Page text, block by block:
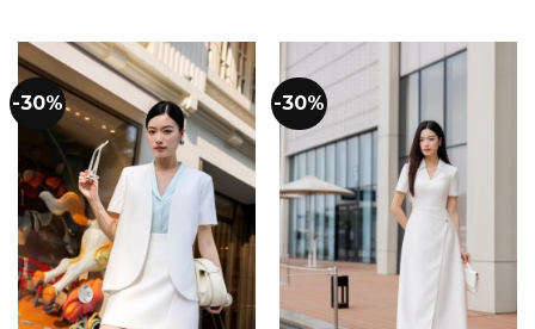
-30% -30%